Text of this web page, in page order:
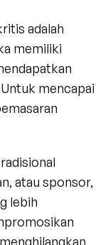
adalah
memiliki
mencapai
atau sponsor,
lebih